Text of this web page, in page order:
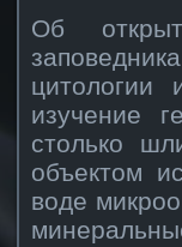
Об
цитологии
изучение
столько
объектом
воде